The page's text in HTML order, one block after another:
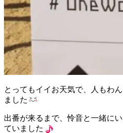
とってもイイお天気で、人もわ
ました
出番が来るまで、怜音と一緒に
ていました